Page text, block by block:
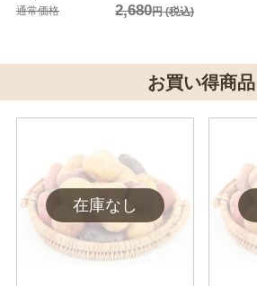
通常価格 2,680円(税込)
お買い得商品